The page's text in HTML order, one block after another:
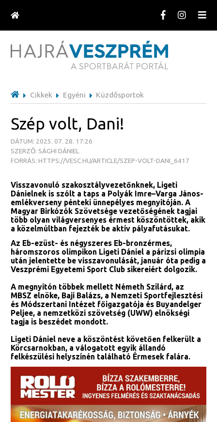
Cikkek Egyéni Küzdősportok
Szép volt, Dani!
DÁTUM: 2025. 07. 28. 17:26
SZERZŐ: SÁGHI DÁNIEL
FORRÁS: HTTPS://VESC.HU/ARTICLE/SZEP-VOLT-DANI_6417
Visszavonuló szakosztályvezetőnknek, Ligeti
Dánielnek is szólt a taps a Polyák Imre–Varga János-
emlékverseny pénteki ünnepélyes megnyitóján. A
Magyar Birkózók Szövetsége vezetőségének tagjai
több olyan világversenyes érmest köszöntöttek, akik
a közelmúltban fejezték be aktív pályafutásukat.
Az Eb-ezüst- és négyszeres Eb-bronzérmes,
háromszoros olimpikon Ligeti Dániel a párizsi olimpia
után jelentette be visszavonulását, január óta pedig a
Veszprémi Egyetemi Sport Club sikereiért dolgozik.
A megnyitón többek mellett Németh Szilárd, az
MBSZ elnöke, Baji Balázs, a Nemzeti Sportfejlesztési
és Módszertani Intézet főigazgatója és Buyandelger
Peljee, a nemzetközi szövetség (UWW) elnökségi
tagja is beszédet mondott.
Ligeti Dániel neve a köszöntést követően felkerült a
Körcsarnokban, a válogatott egyik állandó
felkészülési helyszínén található Érmesek falára.